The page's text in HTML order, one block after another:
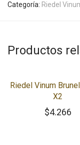
Categoría: Riedel
Productos
Riedel Vinum
X2
$4.266